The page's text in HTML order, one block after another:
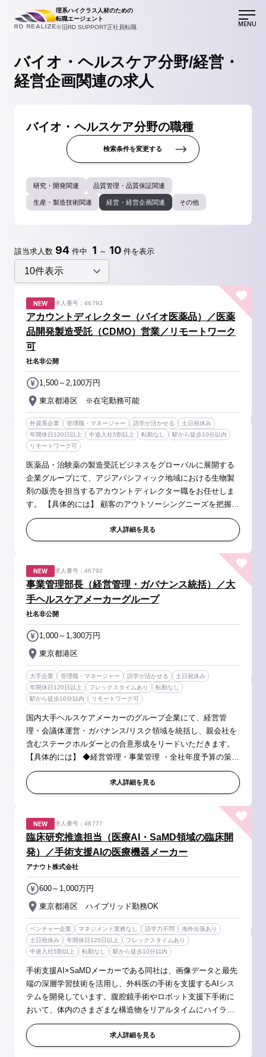
理系ハイクラス人材のための
転職エージェント
※旧RD SUPPORT正社員転職
MENU
バイオ・ヘルスケア分野/経営・
経営企画関連の求人
バイオ・ヘルスケア分野の職種
検索条件を変更する
研究・開発関連 品質管理・品質保証関連
生産・製造技術関連 経営・経営企画関連 その他
該当求人数 94 件中 1 ～ 10 件を表示
NEW
アカウントディレクター（バイオ医薬品）／医薬
品開発製造受託（CDMO）営業／リモートワーク
可
求人番号：46793
社名非公開
東京都港区 ※在宅勤務可能
1,500～2,100万円
外資系企業 管理職・マネージャー 語学が活かせる
土日祝休み
年間休日120日以上
中途入社5割以上 転勤なし
駅から徒歩10分以内
リモートワーク可
医薬品・治験薬の製造受託ビジネスをグローバルに展開する
企業グループにて、アジアパシフィック地域における生物製
剤の販売を担当するアカウントディレクター職をお任せしま
す。 【具体的には】 顧客のアウトソーシングニーズを把握・
評価し、社内の技術・製造能力とサービスを組み合わせ、
Drug Substance（原薬）...求人詳細を見る
NEW
事業管理部長（経営管理・ガバナンス統括）／大
手ヘルスケアメーカーグループ
求人番号：46792
社名非公開
東京都港区
1,000～1,300万円
大手企業 管理職・マネージャー 語学が活かせる
土日祝休み
年間休日120日以上
フレックスタイムあり
転勤なし
駅から徒歩10分以内
リモートワーク可
国内大手ヘルスケアメーカーのグループ企業にて、経営管
理・会議体運営・ガバナンス/リスク領域を統括し、親会社を
含むステークホルダーとの合意形成をリードいただきます。
【具体的には】 ◆経営管理・事業管理 ・全社年度予算の策
定・運営統括、四半期・月次業績管理、経営報告 ・KPI管理
および経営指標分析、中...求人詳細を見る
NEW
臨床研究推進担当（医療AI・SaMD領域の臨床開
発）／手術支援AIの医療機器メーカー
求人番号：46777
アナウト株式会社
東京都港区 ハイブリッド勤務OK
600～1,000万円
ベンチャー企業 マネジメント業務なし 語学力不問
海外出張あり
土日祝休み
年間休日120日以上
フレックスタイムあり
中途入社5割以上
転勤なし 駅から徒歩10分以内
手術支援AI×SaMDメーカーである同社は、画像データと最先
端の深層学習技術を活用し、外科医の手術を支援するAIシス
テムを開発しています。腹腔鏡手術やロボット支援下手術に
おいて、体内のさまざまな構造物をリアルタイムにハイライ
トすることを可能にしており、その精度向上には解剖学や手
術手技に基づく臨床エビデンス...
求人詳細を見る